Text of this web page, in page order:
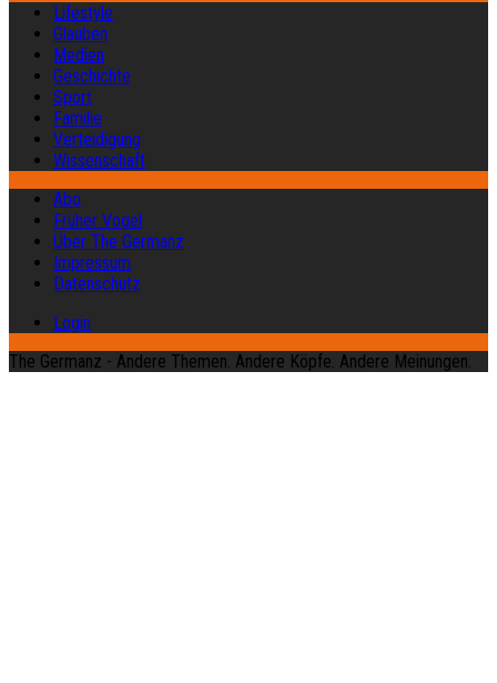
Lifestyle
Glauben
Medien
Geschichte
Sport
Familie
Verteidigung
Wissenschaft
Abo
Früher Vogel
Über The Germanz
Impressum
Datenschutz
Login
The Germanz - Andere Themen. Andere Köpfe. Andere Meinungen.